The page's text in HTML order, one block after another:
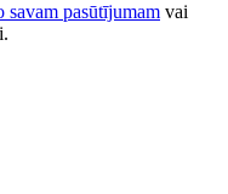
savam pasūtījumam vai